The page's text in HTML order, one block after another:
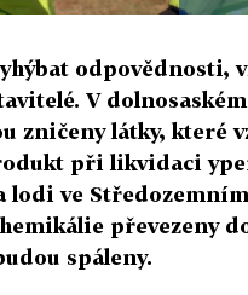
odpovědnosti,
V dolnosaském
zničeny látky, které
při likvidaci
lodi ve
převezeny
spáleny.